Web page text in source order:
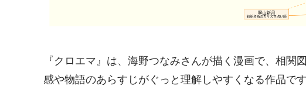
『クロエマ』は、海野つなみさんが描く漫画で、相
感や物語のあらすじがぐっと理解しやすくなる作品です